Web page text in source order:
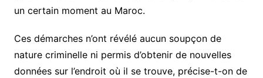
un certain moment au Maroc.
Ces démarches n’ont révélé aucun soupçon de
nature criminelle ni permis d’obtenir de nouvelles
données sur l’endroit où il se trouve, précise-t-on de